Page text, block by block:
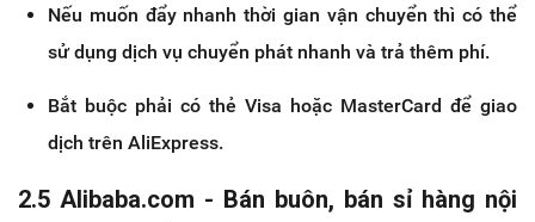
Nếu muốn đẩy nhanh thời gian vận chuyển thì có thể
sử dụng dịch vụ chuyển phát nhanh và trả thêm phí.
Bắt buộc phải có thẻ Visa hoặc MasterCard để giao
dịch trên AliExpress.
2.5 Alibaba.com - Bán buôn, bán sỉ hàng nội